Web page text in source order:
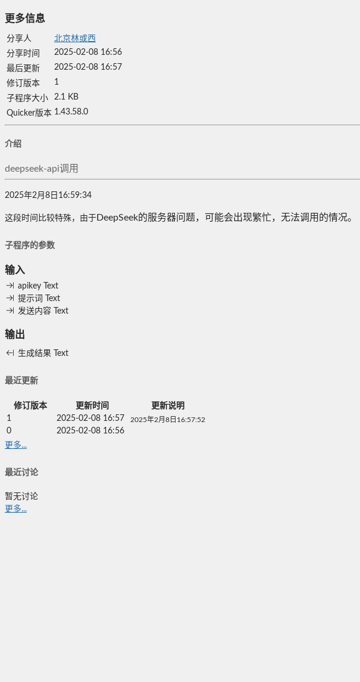
更多信息
分享人
北京林或西
分享时间
2025-02-08 16:56
最后更新
2025-02-08 16:57
修订版本
1
子程序大小
2.1 KB
Quicker版本 1.43.58.0
介绍
deepseek-api调用
2025年2月8日16:59:34
这段时间比较特殊，由于 DeepSeek的服务器问题，可能会出现繁忙，无法调用的情况。
子程序的参数
输入
apikey
Text
提示词
Text
发送内容
Text
输出
生成结果 Text
最近更新
修订版本 更新时间
更新说明
1
2025-02-08 16:57 2025年2月8日16:57:52
0
2025-02-08 16:56
更多...
最近讨论
暂无讨论
更多...